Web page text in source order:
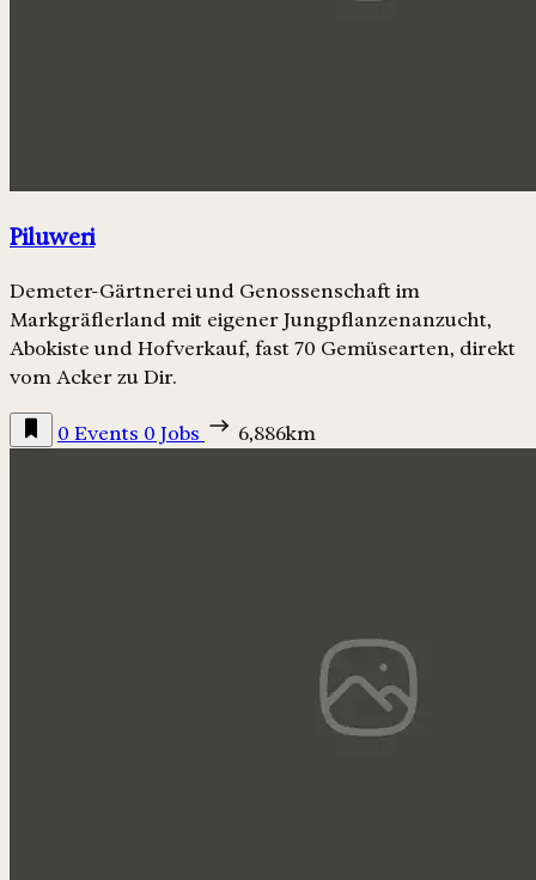
Piluweri
Demeter-Gärtnerei und Genossenschaft im
Markgräflerland mit eigener Jungpflanzenanzucht,
Abokiste und Hofverkauf, fast 70 Gemüsearten, direkt
vom Acker zu Dir.
0 Events 0 Jobs 6,886km